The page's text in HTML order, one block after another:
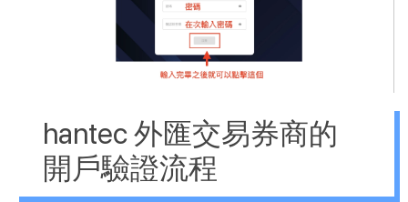
hantec 外匯交易券商的
開戶驗證流程